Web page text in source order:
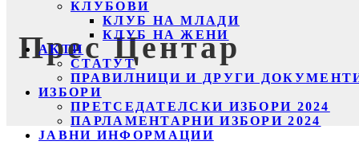
КЛУБОВИ
КЛУБ НА МЛАДИ
КЛУБ НА ЖЕНИ
АКТИ
СТАТУТ
ПРАВИЛНИЦИ И ДРУГИ
ИЗБОРИ
ПРЕТСЕДАТЕЛСКИ ИЗБОРИ 2024
ПАРЛАМЕНТАРНИ ИЗБОРИ 2024
ЈАВНИ ИНФОРМАЦИИ
Прес Центар